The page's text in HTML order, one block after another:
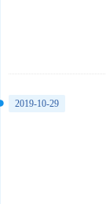
2019-10-29